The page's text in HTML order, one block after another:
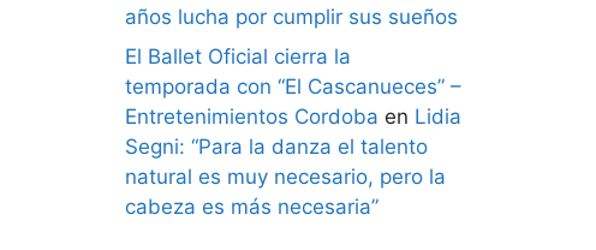
años lucha por cumplir sus sueños
El Ballet Oficial cierra la
temporada con “El Cascanueces” –
Entretenimientos Cordoba en Lidia
Segni: “Para la danza el talento
natural es muy necesario, pero la
cabeza es más necesaria”